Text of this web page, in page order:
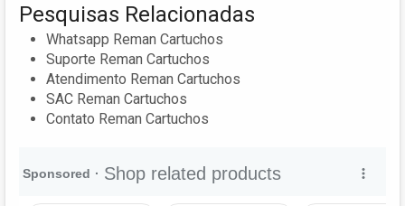
Pesquisas Relacionadas
Whatsapp Reman Cartuchos
Suporte Reman Cartuchos
Atendimento Reman Cartuchos
SAC Reman Cartuchos
Contato Reman Cartuchos